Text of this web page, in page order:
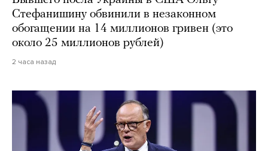
Стефанишину обвинили в незаконном
обогащении на 14 миллионов гривен (это
около 25 миллионов рублей)
2 часа назад